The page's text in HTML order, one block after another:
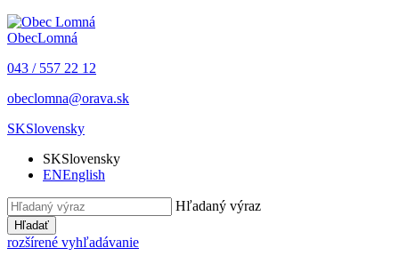
ObecLomná
043 / 557 22 12
obeclomna@orava.sk
SKSlovensky
SKSlovensky
ENEnglish
Hľadaný výraz
Hľadať
rozšírené vyhľadávanie